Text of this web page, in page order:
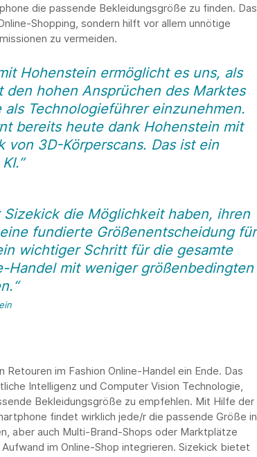
die passende Bekleidungsgröße zu finden. Das
Shopping, sondern hilft vor allem unnötige
zu vermeiden.
Hohenstein ermöglicht es uns, als
hohen Ansprüchen des Marktes
Technologieführer einzunehmen.
bereits heute dank Hohenstein mit
von 3D-Körperscans. Das ist ein
die Möglichkeit haben, ihren
fundierte Größenentscheidung für
wichtiger Schritt für die gesamte
Handel mit weniger größenbedingten
im Fashion Online-Handel ein Ende. Das
Intelligenz und Computer Vision Technologie,
Bekleidungsgröße zu empfehlen. Mit Hilfe der
findet wirklich jede/r die passende Größe in
aber auch Multi-Brand-Shops oder Marktplätze
im Online-Shop integrieren. Sizekick bietet